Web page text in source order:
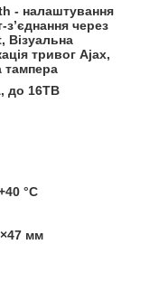
- налаштування
з’єднання через
Візуальна
тривог Ajax,
тампера
до 16TB
°C
мм